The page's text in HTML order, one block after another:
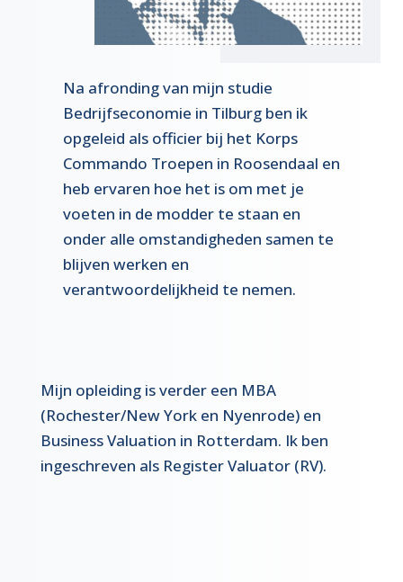
Na afronding van mijn studie
Bedrijfseconomie in Tilburg ben ik
opgeleid als officier bij het Korps
Commando Troepen in Roosendaal en
heb ervaren hoe het is om met je
voeten in de modder te staan en
onder alle omstandigheden samen te
blijven werken en
verantwoordelijkheid te nemen.
Mijn opleiding is verder een MBA
(Rochester/New York en Nyenrode) en
Business Valuation in Rotterdam. Ik ben
ingeschreven als Register Valuator (RV).